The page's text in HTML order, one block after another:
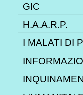
GIC
H.A.A.R.P.
I MALATI DI